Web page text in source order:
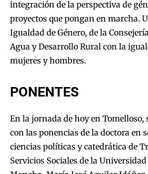
integración de la perspectiva de
proyectos que pongan en marcha.
Igualdad de Género, de la
Agua y Desarrollo Rural con la
mujeres y hombres.
PONENTES
En la jornada de hoy en Tomelloso,
con las ponencias de la doctora en
ciencias políticas y catedrática de
Servicios Sociales de la